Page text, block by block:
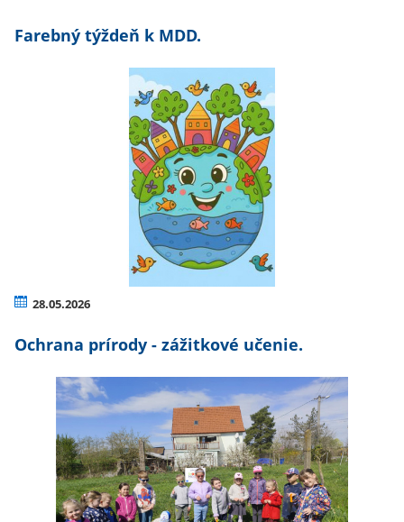
Farebný týždeň k MDD.
28.05.2026
Ochrana prírody - zážitkové učenie.